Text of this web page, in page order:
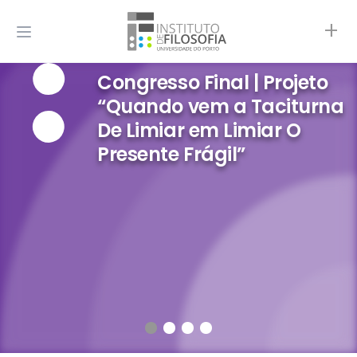
+
Congresso Final | Projeto
“Quando vem a Taciturna
De Limiar em Limiar O
Presente Frágil”